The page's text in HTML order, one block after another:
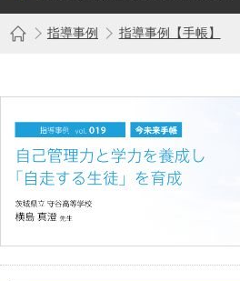
指導事例 指導事例【手帳】